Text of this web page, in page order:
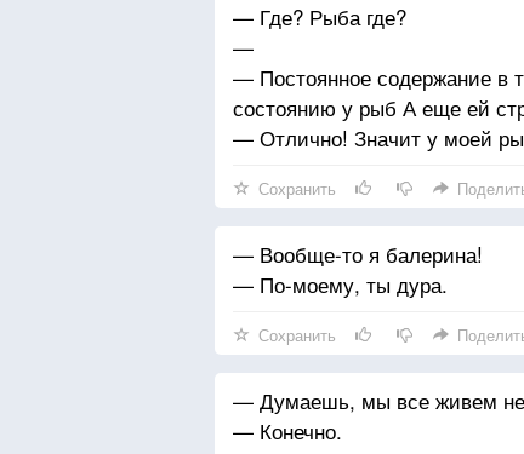
— Где? Рыба где?
—
— Постоянное содержание в
состоянию у рыб А еще ей
— Отлично! Значит у моей
Сохранить
— Вообще-то я балерина!
— По-моему, ты дура.
Сохранить
— Думаешь, мы все живем
— Конечно.